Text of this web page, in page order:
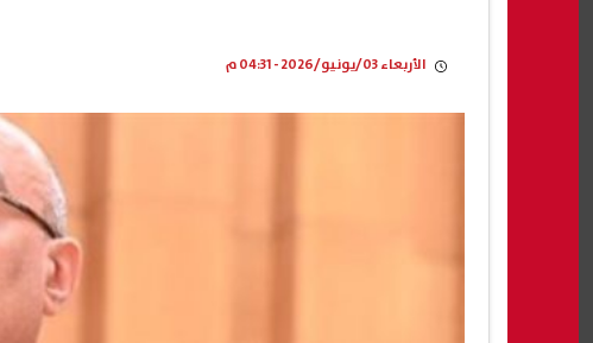
الأربعاء 03/يونيو/2026 - 04:31 م